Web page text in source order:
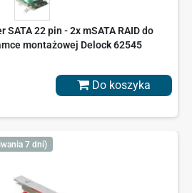
SATA 22 pin - 2x mSATA RAID do
montażowej Delock 62545
Do koszyka
7 dni)